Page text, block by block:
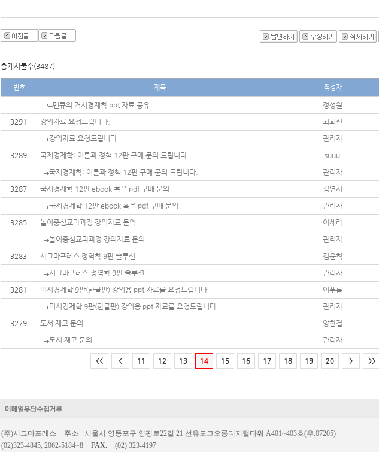
총게시물수(3487)
번호 제목 작성자
맨큐의 거시경제학 ppt 자료 공유 정성원
3291
강의자료 요청드립니다. 최희선
강의자료 요청드립니다.
관리자
3289
국제경제학: 이론과 정책 12판 구매 문의 드립니다. suuu
국제경제학: 이론과 정책 12판 구매 문의 드립니다.
관리자
3287
국제경제학 12판 ebook 혹은 pdf 구매 문의 김연서
국제경제학 12판 ebook 혹은 pdf 구매 문의
관리자
3285
놀이중심교과과정 강의자료 문의 이세라
놀이중심교과과정 강의자료 문의
관리자
3283
시그마프레스 정역학 9판 솔루션 김윤혁
시그마프레스 정역학 9판 솔루션
관리자
3281
미시경제학 9판(한글판) 강의용 ppt 자료를 요청드립니다 이푸름
미시경제학 9판(한글판) 강의용 ppt 자료를 요청드립니다
관리자
3279
도서 재고 문의 양한결
도서 재고 문의
관리자
<< < 11 12 13 14 15 16 17 18 19 20 > >>
(주)시그마프레스 주소
서울시 영등포구 양평로22길 21 선유도코오롱디지털타워 A401~403호(우.07205)
(02)323-4845, 2062-5184~8 FAX. (02) 323-4197